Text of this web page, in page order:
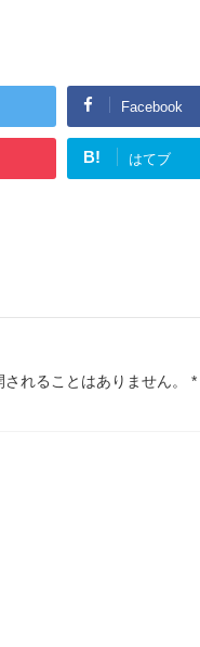
Facebook
B! はてブ
れることはありません。 *